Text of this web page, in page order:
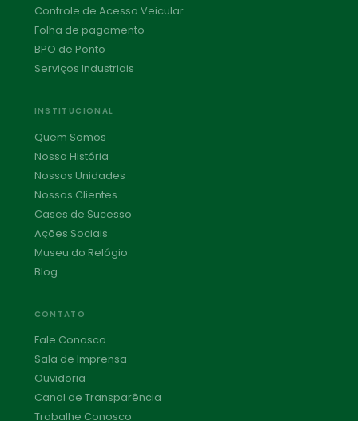
Controle de Acesso Veicular
Folha de pagamento
BPO de Ponto
Serviços Industriais
INSTITUCIONAL
Quem Somos
Nossa História
Nossas Unidades
Nossos Clientes
Cases de Sucesso
Ações Sociais
Museu do Relógio
Blog
CONTATO
Fale Conosco
Sala de Imprensa
Ouvidoria
Canal de Transparência
Trabalhe Conosco